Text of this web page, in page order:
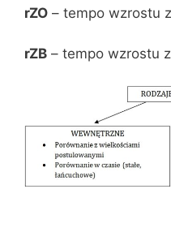
rZO – tempo wzrostu
rZB – tempo wzrostu